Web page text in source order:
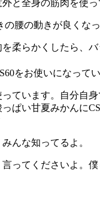
と全身の筋肉を使っ
腰の動きが良くな
柔らかくしたら、
をお使いになって
ています。自分自
ぱい甘夏みかんに
んな知ってるよ。
ってくださいよ。僕